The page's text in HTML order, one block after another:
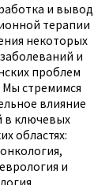
и вывод
терапии
некоторых
и
проблем
Мы стремимся
влияние
в ключевых
областях:
и